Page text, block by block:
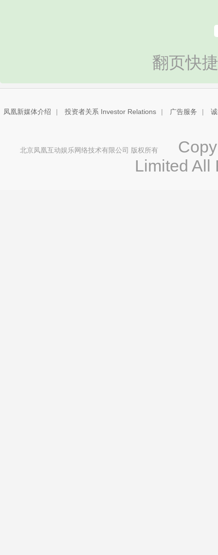
翻页快
凤凰新媒体介绍 | 投资者关系 Investor Relations | 广告服务 |
北京凤凰互动娱乐网络技术有限公司 版权所有
Limited All